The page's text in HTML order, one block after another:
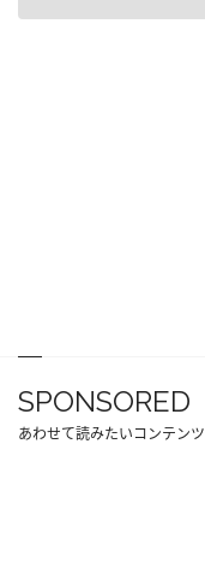
SPONSORED
あわせて読みたいコンテンツ